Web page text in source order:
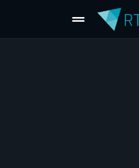
drag_handle